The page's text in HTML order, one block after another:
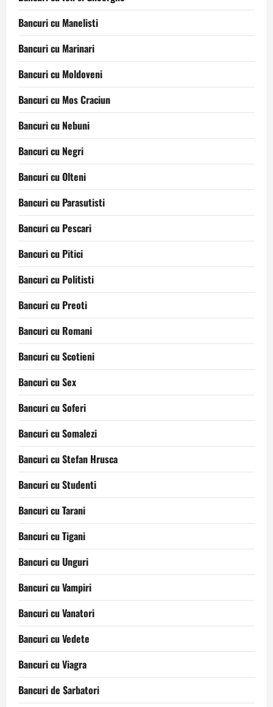
Bancuri cu Manelisti
Bancuri cu Marinari
Bancuri cu Moldoveni
Bancuri cu Mos Craciun
Bancuri cu Nebuni
Bancuri cu Negri
Bancuri cu Olteni
Bancuri cu Parasutisti
Bancuri cu Pescari
Bancuri cu Pitici
Bancuri cu Politisti
Bancuri cu Preoti
Bancuri cu Romani
Bancuri cu Scotieni
Bancuri cu Sex
Bancuri cu Soferi
Bancuri cu Somalezi
Bancuri cu Stefan Hrusca
Bancuri cu Studenti
Bancuri cu Tarani
Bancuri cu Tigani
Bancuri cu Unguri
Bancuri cu Vampiri
Bancuri cu Vanatori
Bancuri cu Vedete
Bancuri cu Viagra
Bancuri de Sarbatori